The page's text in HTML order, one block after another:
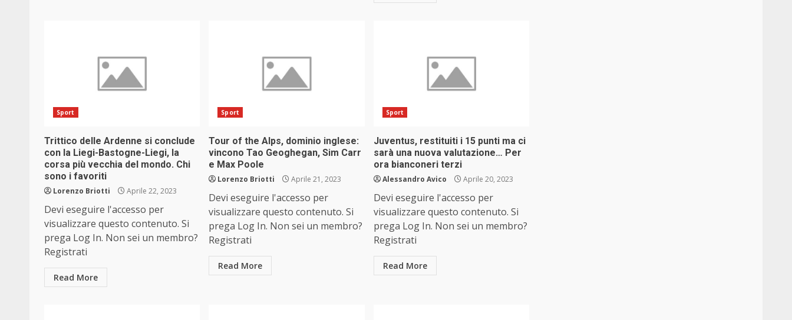
Sport
Trittico delle Ardenne si conclude
con la Liegi-Bastogne-Liegi, la
corsa più vecchia del mondo. Chi
sono i favoriti
Lorenzo Briotti Aprile 22, 2023
Devi eseguire l'accesso per
visualizzare questo contenuto. Si
prega Log In. Non sei un membro?
Registrati
Read More
Sport
Tour of the Alps, dominio inglese:
vincono Tao Geoghegan, Sim Carr
e Max Poole
Lorenzo Briotti Aprile 21, 2023
Devi eseguire l'accesso per
visualizzare questo contenuto. Si
prega Log In. Non sei un membro?
Registrati
Read More
Sport
Juventus, restituiti i 15 punti ma ci
sarà una nuova valutazione… Per
ora bianconeri terzi
Alessandro Avico Aprile 20, 2023
Devi eseguire l'accesso per
visualizzare questo contenuto. Si
prega Log In. Non sei un membro?
Registrati
Read More